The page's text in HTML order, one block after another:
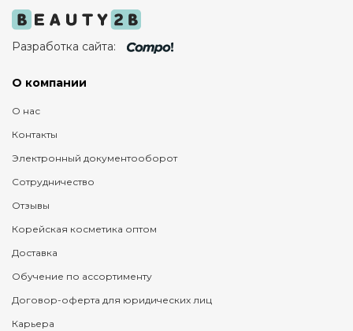
Разработка сайта:
О компании
О нас
Контакты
Электронный документооборот
Сотрудничество
Отзывы
Корейская косметика оптом
Доставка
Обучение по ассортименту
Договор-оферта для юридических лиц
Карьера